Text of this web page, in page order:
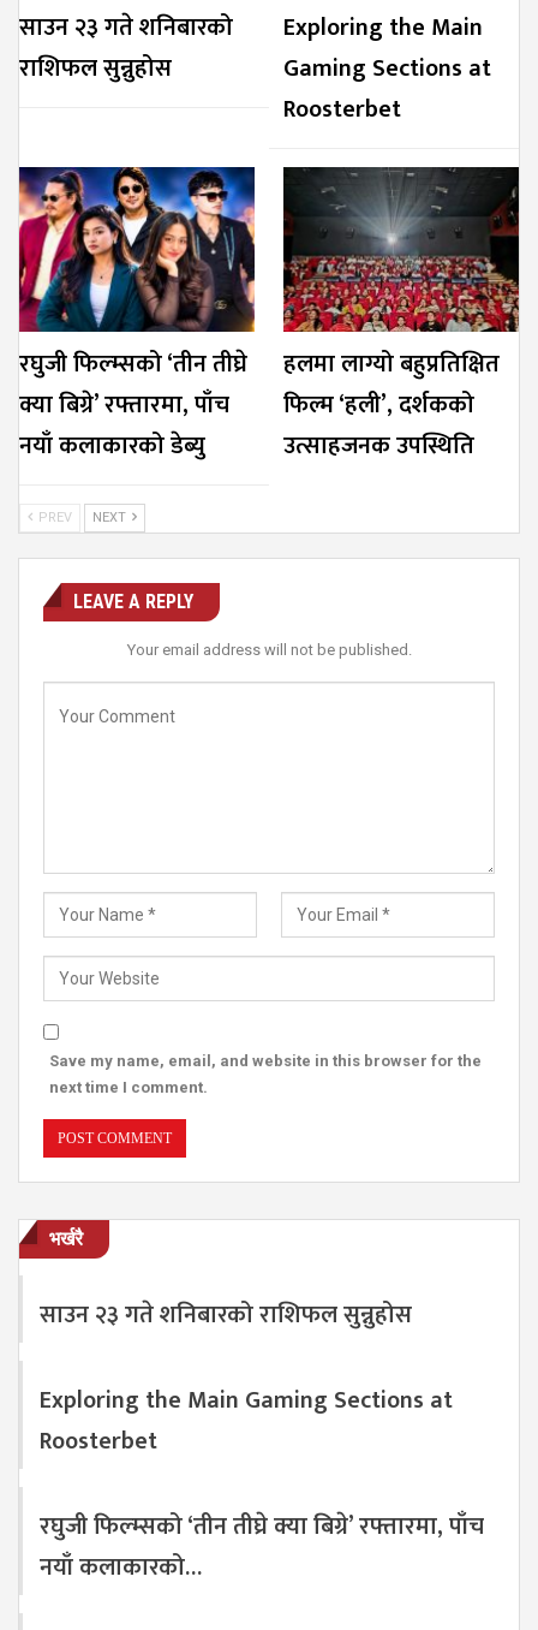
साउन २३ गते शनिबारको
राशिफल सुन्नुहोस
Exploring the Main
Gaming Sections at
Roosterbet
रघुजी फिल्म्सको ‘तीन तीघ्रे
क्या बिग्रे’ रफ्तारमा, पाँच
नयाँ कलाकारको डेब्यु
हलमा लाग्यो बहुप्रतिक्षित
फिल्म ‘हली’, दर्शकको
उत्साहजनक उपस्थिति
PREV NEXT
LEAVE A REPLY
Your email address will not be published.
Save my name, email, and website in this browser for the
next time I comment.
भर्खरै
साउन २३ गते शनिबारको राशिफल सुन्नुहोस
Exploring the Main Gaming Sections at
Roosterbet
रघुजी फिल्म्सको ‘तीन तीघ्रे क्या बिग्रे’ रफ्तारमा, पाँच
नयाँ कलाकारको…